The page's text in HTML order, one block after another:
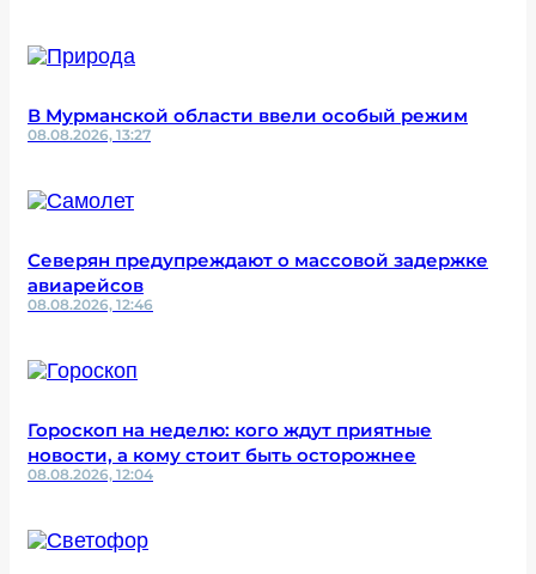
В Мурманской области ввели особый режим
08.08.2026, 13:27
Северян предупреждают о массовой задержке
авиарейсов
08.08.2026, 12:46
Гороскоп на неделю: кого ждут приятные
новости, а кому стоит быть осторожнее
08.08.2026, 12:04